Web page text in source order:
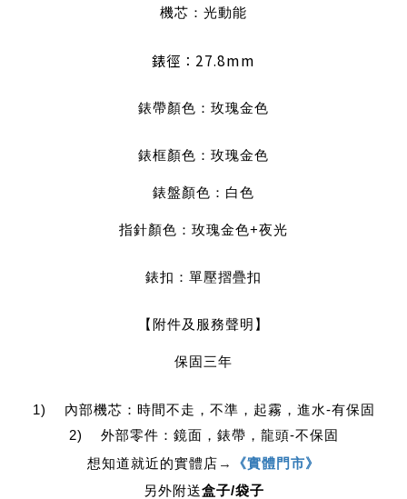
機芯：光動能
錶徑：27.8mm
錶帶顏色：玫瑰金色
錶框顏色：玫瑰金色
錶盤顏色：白色
指針顏色：玫瑰金色+夜光
錶扣：單壓摺疊扣
【附件及服務聲明】
保固三年
1) 內部機芯：時間不走，不準，起霧，進水-有保固
2) 外部零件：鏡面，錶帶，龍頭-不保固
想知道就近的實體店 →
《實體門市》
另外附送盒子/袋子